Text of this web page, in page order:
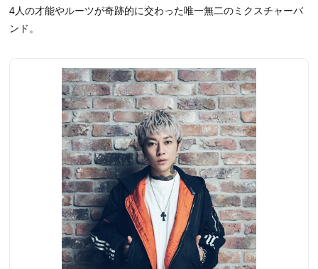
4人の才能やルーツが奇跡的に交わった唯一無二のミクスチャーバ
ンド。